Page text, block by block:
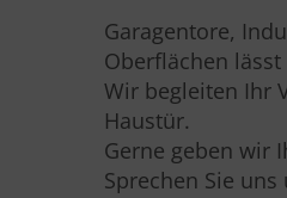
Garagentore,
Oberflächen
Wir begleiten Ihr
Haustür.
Gerne geben wir
Sprechen Sie